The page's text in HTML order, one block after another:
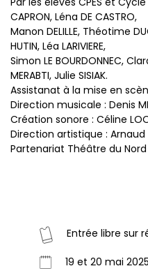
CAPRON, Léna DE CASTRO,
Manon DELILLE, Théotime
HUTIN, Léa LARIVIERE,
Simon LE BOURDONNEC,
MERABTI, Julie SISIAK.
Assistanat à la mise en
Direction musicale : Denis
Création sonore : Céline
Direction artistique : Arnaud
Partenariat Théâtre du Nord
Entrée libre sur
19 et 20 mai 2025